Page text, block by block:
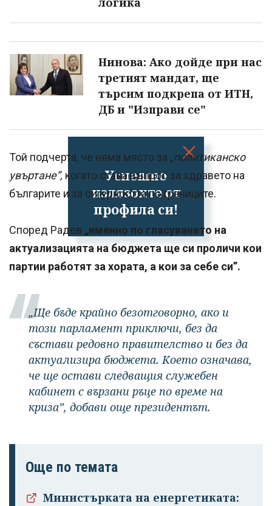
Успешно
излязохте от
профила си!
Нинова: Ако дойде при нас
третият мандат, ще
търсим подкрепа от ИТН,
ДБ и "Изправи се"
Той подчерта, че няма място за „политиканско
увъртане”, когато става въпрос за здравето на
българите и за сигурността по границите.
Според Радев „именно по гласуването на
актуализацията на бюджета ще си проличи кои
партии работят за хората, а кои за себе си”.
„Ще бъде крайно безотговорно, ако и
този парламент приключи, без да
състави редовно правителство и без да
актуализира бюджета. Което означава,
че ще остави следващия служебен
кабинет с вързани ръце по време на
криза”, добави още президентът.
Още по темата
Министърката на енергетиката: